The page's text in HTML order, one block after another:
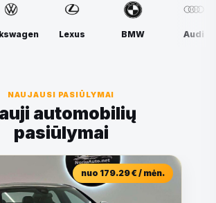
BMW Audi
Mercedes-
Benz
NAUJAUSI PASIŪLYMAI
automobilių
pasiūlymai
nuo 179.29 € / mėn.